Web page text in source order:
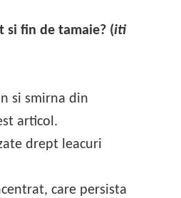
si fin de tamaie? (iti
si smirna din
articol.
drept leacuri
care persista